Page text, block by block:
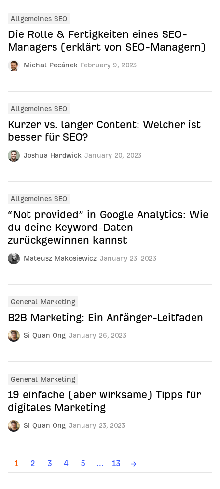
Michal Pecánek February 9, 2023
Allgemeines SEO
Die Rolle & Fertigkeiten eines SEO-
Managers (erklärt von SEO-Managern)
Joshua Hardwick January 20, 2023
Allgemeines SEO
Kurzer vs. langer Content: Welcher ist
besser für SEO?
Mateusz Makosiewicz January 23, 2023
Allgemeines SEO
“Not provided” in Google Analytics: Wie
du deine Keyword-Daten
zurückgewinnen kannst
Si Quan Ong January 26, 2023
General Marketing
B2B Marketing: Ein Anfänger-Leitfaden
Si Quan Ong January 23, 2023
General Marketing
19 einfache (aber wirksame) Tipps für
digitales Marketing
1 2 3 4 5 13 →